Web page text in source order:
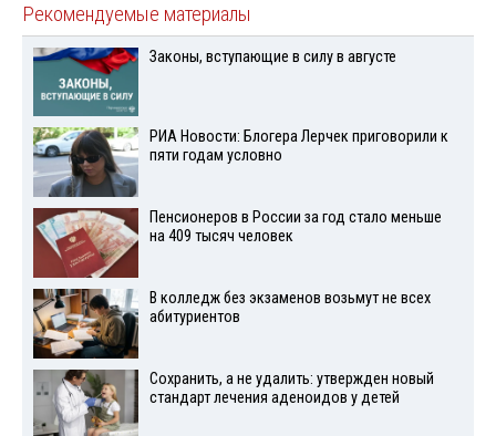
Рекомендуемые материалы
Законы, вступающие в силу в августе
РИА Новости: Блогера Лерчек приговорили к
пяти годам условно
Пенсионеров в России за год стало меньше
на 409 тысяч человек
В колледж без экзаменов возьмут не всех
абитуриентов
Сохранить, а не удалить: утвержден новый
стандарт лечения аденоидов у детей